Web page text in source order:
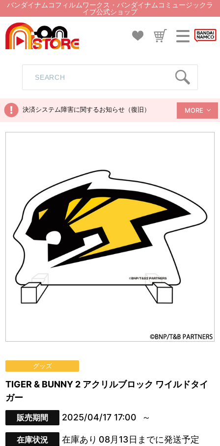
バンダイナムコフィルムワークス・バンダイナムコミュージックラ
イブ公式ショップ
決済システム障害に関するお知らせ（復旧） MORE
グッズ
TIGER & BUNNY 2 アクリルブロック ワイルドタイ
ガー
販売期間 2025/04/17 17:00
在庫状況 在庫あり 08月13日までに発送予定